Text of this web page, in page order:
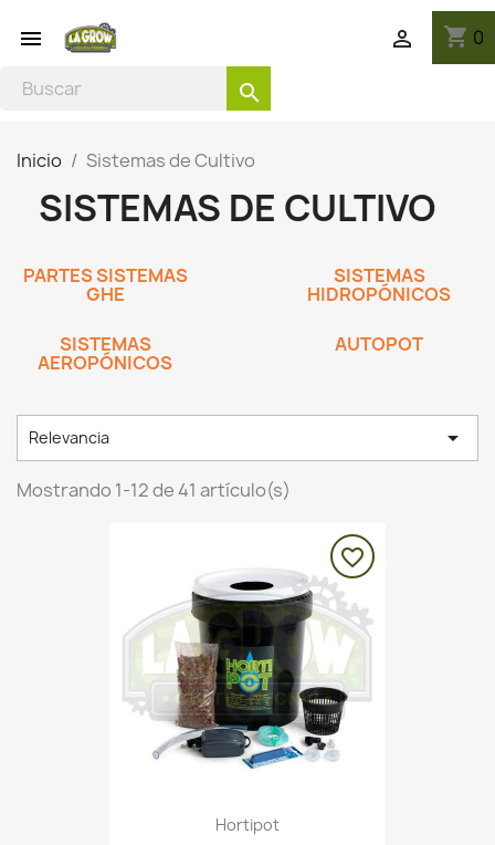
 shopping_cart 0

search
Inicio Sistemas de Cultivo
SISTEMAS DE CULTIVO
PARTES SISTEMAS
GHE
SISTEMAS
HIDROPÓNICOS
SISTEMAS
AEROPÓNICOS
AUTOPOT
Relevancia 
Mostrando 1-12 de 41 artículo(s)
Hortipot
favorite_border